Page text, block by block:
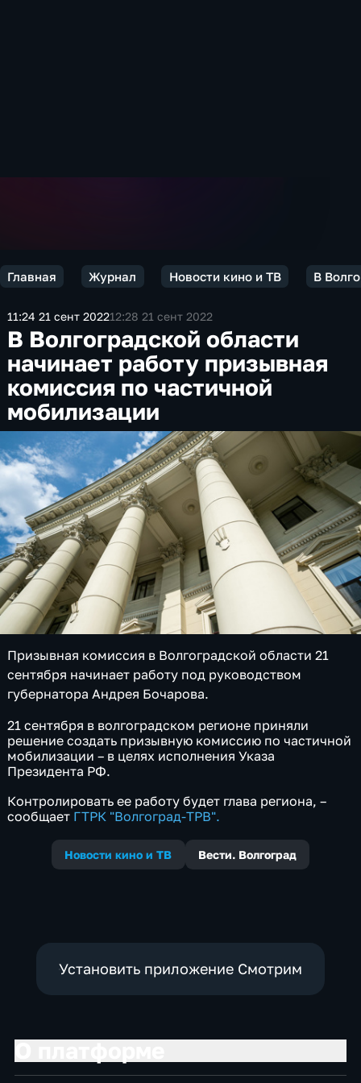
Главная Журнал Новости кино и ТВ В
11:24 21 сент 202212:28 21 сент 2022
В Волгоградской области
начинает работу призывная
комиссия по частичной
мобилизации
Призывная комиссия в Волгоградской области 21
сентября начинает работу под руководством
губернатора Андрея Бочарова.
21 сентября в волгоградском регионе приняли
решение создать призывную комиссию по частичной
мобилизации – в целях исполнения Указа
Президента РФ.
Контролировать ее работу будет глава региона, –
сообщает ГТРК "Волгоград-ТРВ".
Новости кино и ТВ Вести. Волгоград
Установить приложение Смотрим